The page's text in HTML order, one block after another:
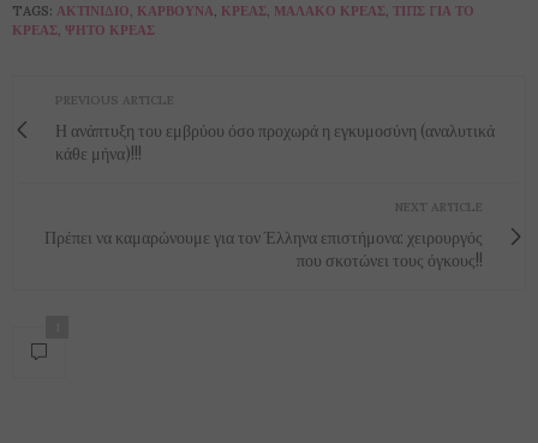
TAGS: ΑΚΤΙΝΊΔΙΟ ΚΆΡΒΟΥΝΑ ΚΡΈΑΣ ΜΑΛΑΚΌ ΚΡΈΑΣ ΤΙΠΣ ΓΙΑ ΤΟ
ΚΡΈΑΣ ΨΗΤΌ ΚΡΈΑΣ
PREVIOUS ARTICLE
Η ανάπτυξη του εμβρύου όσο προχωρά η εγκυμοσύνη (αναλυτικά
κάθε μήνα)!!!
NEXT ARTICLE
Πρέπει να καμαρώνουμε για τον Έλληνα επιστήμονα: χειρουργός
που σκοτώνει τους όγκους!!